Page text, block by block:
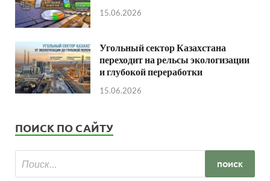
15.06.2026
Угольный сектор Казахстана
переходит на рельсы экологизации
и глубокой переработки
15.06.2026
ПОИСК ПО САЙТУ